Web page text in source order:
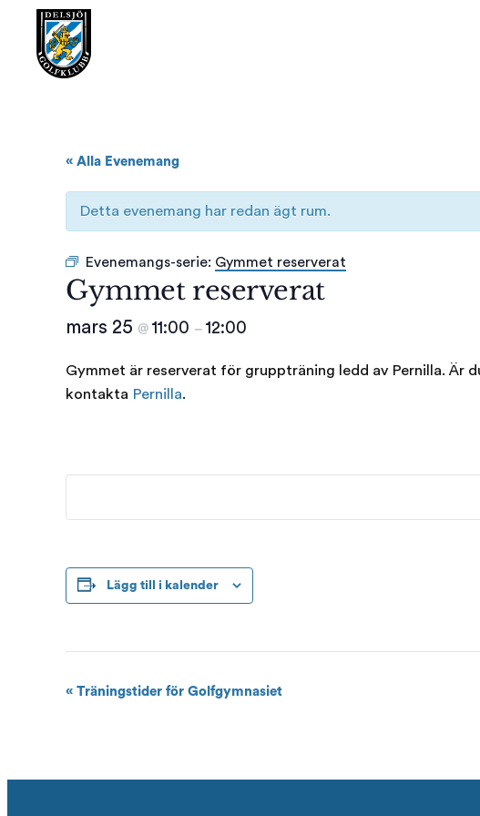
« Alla Evenemang
Detta evenemang har redan ägt rum.
Evenemangs-serie: Gymmet reserverat
Gymmet reserverat
mars 25 @ 11:00 – 12:00
Gymmet är reserverat för gruppträning ledd av Pernilla. Är
kontakta Pernilla.
Lägg till i kalender
Evenemang-
« Träningstider för Golfgymnasiet